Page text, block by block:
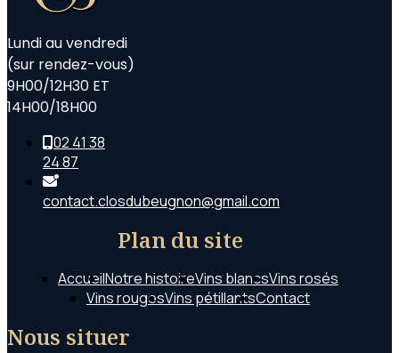
Lundi au vendredi
(sur rendez-vous)
9H00/12H30 ET
14H00/18H00
02 41 38
24 87
contact.closdubeugnon@gmail.com
Plan du site
AccueilNotre histoireVins blancsVins rosés
Vins rougesVins pétillantsContact
Nous situer